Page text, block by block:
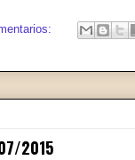
2015